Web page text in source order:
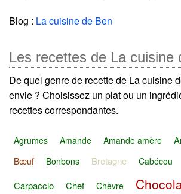
Blog : La cuisine de Ben
Les recettes de La cuisine
De quel genre de recette de La cuisine
envie ? Choisissez un plat ou un
recettes correspondantes.
Agrumes Amande Amande amère
Bœuf Bonbons Bretagne Cabécou
Carpaccio
Chef Chèvre